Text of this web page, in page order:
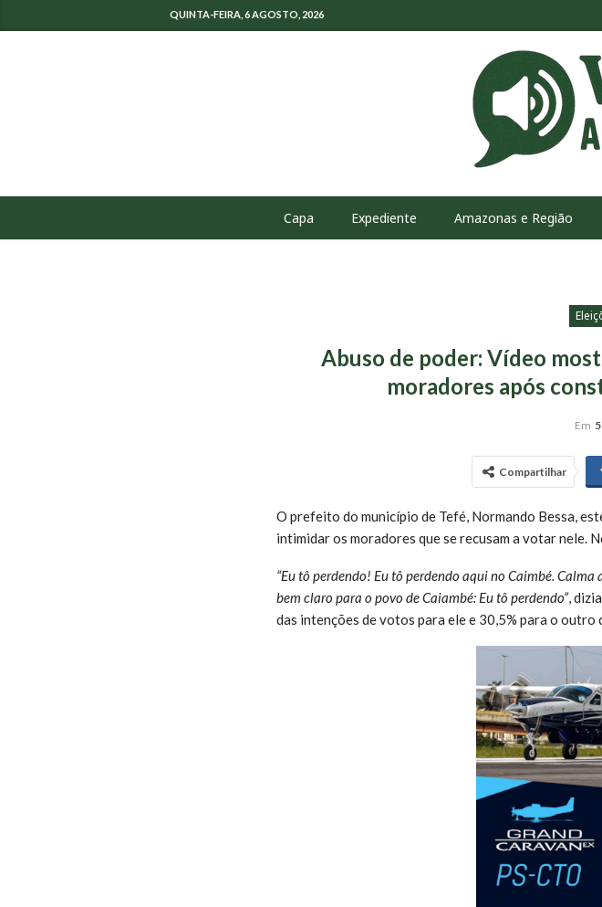
QUINTA-FEIRA, 6 AGOSTO, 2026
Capa Expediente Amazonas e Região
Abuso de poder: Vídeo
moradores após
Em
Compartilhar
O prefeito do município de Tefé, Normando Bessa,
intimidar os moradores que se recusam a votar nele.
“Eu tô perdendo! Eu tô perdendo aqui no Caimbé.
bem claro para o povo de Caiambé: Eu tô perdendo”,
das intenções de votos para ele e 30,5% para o outro